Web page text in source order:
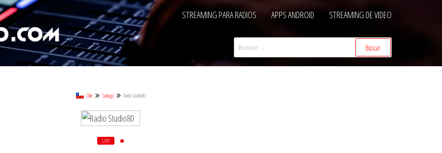
STREAMING PARA RADIOS APPS ANDROID STREAMING DE VIDEO
Chile Santiago Radio Studio80
LIVE